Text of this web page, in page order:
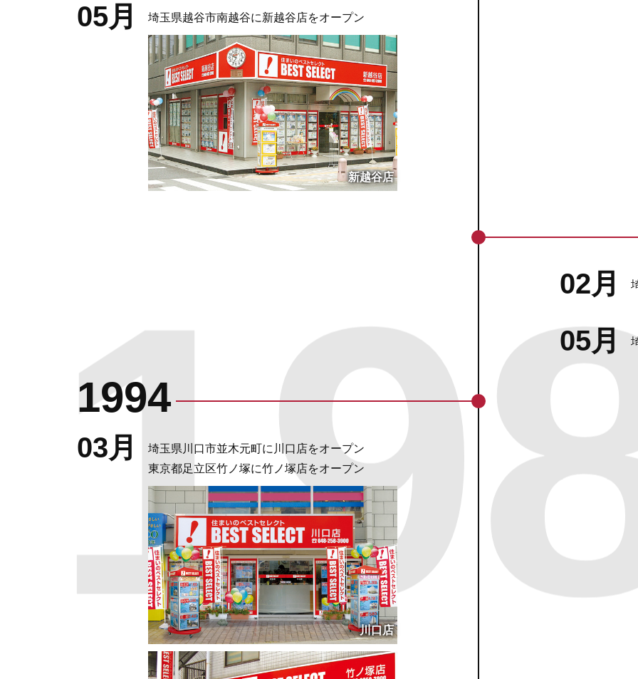
05月 埼玉県越谷市南越谷に新越谷店をオープン
新越谷店
02月
05月
1994
03月
埼玉県川口市並木元町に川口店をオープン
東京都足立区竹ノ塚に竹ノ塚店をオープン
川口店